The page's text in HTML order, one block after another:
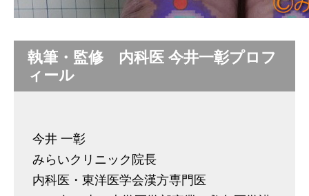
執筆・監修 内科医 今井一彰プロフ
ィール
今井 一彰
みらいクリニック院長
内科医・東洋医学会漢方専門医